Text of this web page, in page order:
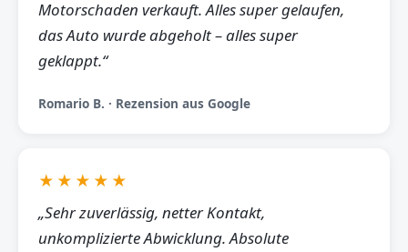
Motorschaden verkauft. Alles super gelaufen,
das Auto wurde abgeholt – alles super
geklappt.“
Romario B. · Rezension aus Google
★★★★★
„Sehr zuverlässig, netter Kontakt,
unkomplizierte Abwicklung. Absolute